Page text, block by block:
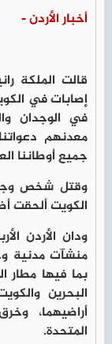
أخبار الأردن -
قالت الملكة
إصابات في
في الوجدان
معدنهم
جميع أوطاننا
الكويت ألحقت
ودان الأردن
منشآت مدنية
بما فيها مطار
البحرين
أراضيهما،
المتحدة.